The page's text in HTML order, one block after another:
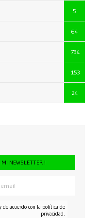
5
64
734
153
24
NEWSLETTER !
de acuerdo con la política de
privacidad.